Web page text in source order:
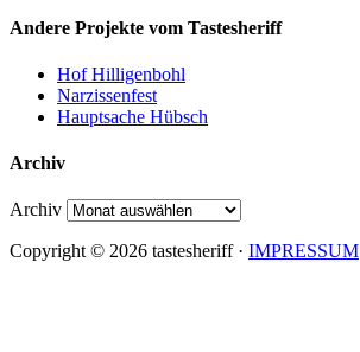
Andere Projekte vom Tastesheriff
Hof Hilligenbohl
Narzissenfest
Hauptsache Hübsch
Archiv
Archiv
Copyright © 2026 tastesheriff · IMPRESSUM